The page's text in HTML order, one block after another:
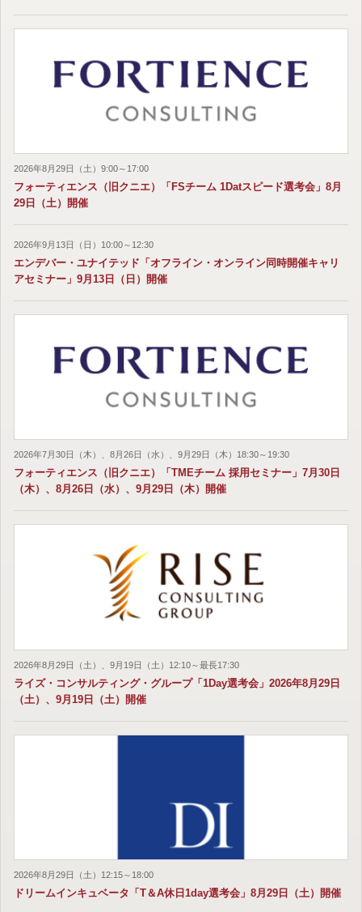
2026年8月29日（土）9:00～17:00
フォーティエンス（旧クニエ）「FSチーム 1Datスピード選考会」8月
29日（土）開催
2026年9月13日（日）10:00～12:30
エンデバー・ユナイテッド「オフライン・オンライン同時開催キャリ
アセミナー」9月13日（日）開催
2026年7月30日（木）、8月26日（水）、9月29日（木）18:30～19:30
フォーティエンス（旧クニエ）「TMEチーム 採用セミナー」7月30日
（木）、8月26日（水）、9月29日（木）開催
2026年8月29日（土）、9月19日（土）12:10～最長17:30
ライズ・コンサルティング・グループ「1Day選考会」2026年8月29日
（土）、9月19日（土）開催
2026年8月29日（土）12:15～18:00
ドリームインキュベータ「T＆A休日1day選考会」8月29日（土）開催